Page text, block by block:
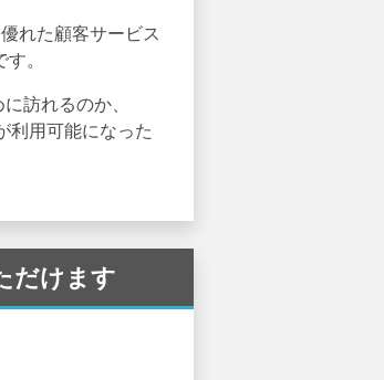
れた顧客サービス
。
訪れるのか、
利用可能になった
だけます